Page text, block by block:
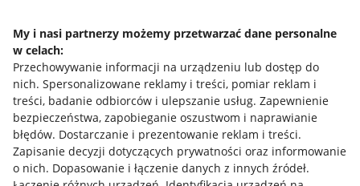
My i nasi partnerzy możemy przetwarzać dane personalne
w celach:
Przechowywanie informacji na urządzeniu lub dostęp do
nich. Spersonalizowane reklamy i treści, pomiar reklam i
treści, badanie odbiorców i ulepszanie usług. Zapewnienie
bezpieczeństwa, zapobieganie oszustwom i naprawianie
błędów. Dostarczanie i prezentowanie reklam i treści.
Zapisanie decyzji dotyczących prywatności oraz informowanie
o nich. Dopasowanie i łączenie danych z innych źródeł.
Allegro Gadane dla kupujących
Mapa miejscowości
Informacje prawne
Regulamin
Polityka plików "cookies"